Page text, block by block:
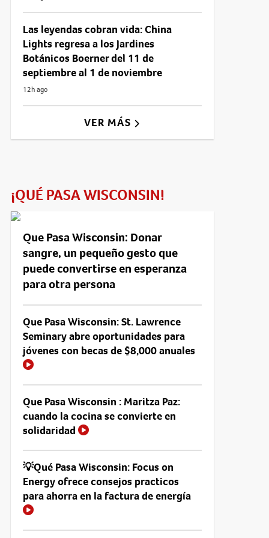
Las leyendas cobran vida: China
Lights regresa a los Jardines
Botánicos Boerner del 11 de
septiembre al 1 de noviembre
12h ago
VER MÁS
¡QUÉ PASA WISCONSIN!
Que Pasa Wisconsin: Donar
sangre, un pequeño gesto que
puede convertirse en esperanza
para otra persona
Que Pasa Wisconsin: St. Lawrence
Seminary abre oportunidades para
jóvenes con becas de $8,000 anuales
Que Pasa Wisconsin : Maritza Paz:
cuando la cocina se convierte en
solidaridad
💡Qué Pasa Wisconsin: Focus on
Energy ofrece consejos practicos
para ahorra en la factura de energía